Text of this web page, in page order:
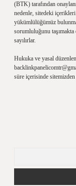
(BTK) tarafından
nedenle, sitedeki
yükümlülüğümüz
sorumluluğunu
sayılırlar.
Hukuka ve yasal
süre içerisinde sitemizden